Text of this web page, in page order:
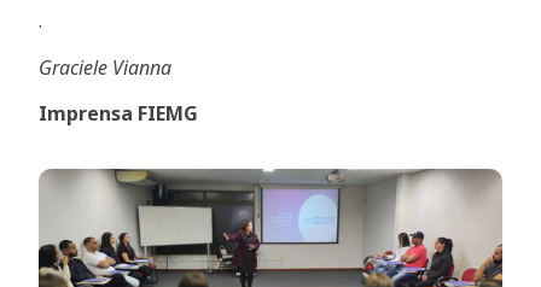
.
Graciele Vianna
Imprensa FIEMG